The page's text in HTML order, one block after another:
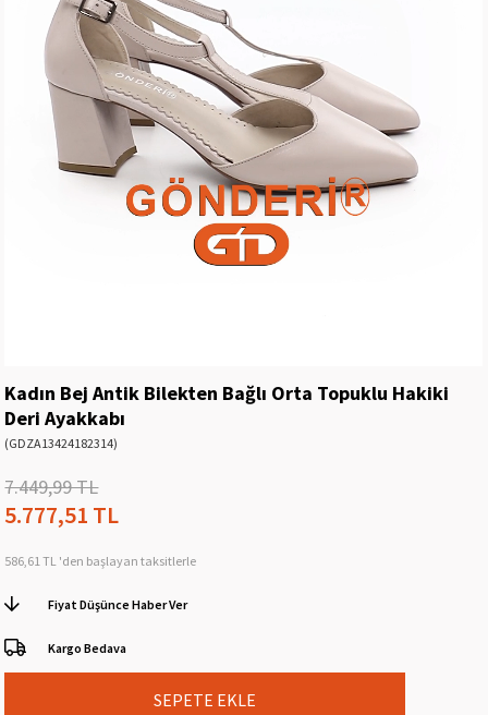
Kadın Bej Antik Bilekten Bağlı Orta Topuklu Hakiki
Deri Ayakkabı
(GDZA13424182314)
7.449,99 TL
5.777,51 TL
586,61 TL 'den başlayan taksitlerle
Fiyat Düşünce Haber Ver
Kargo Bedava